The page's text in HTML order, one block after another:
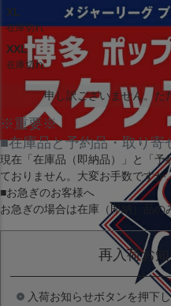
XL
在庫切れ
XXL
在庫切れ
申し訳ございません。た
※重要※
■在庫品と予約品・取り寄
現在 「在庫品（即納品）」 と 「
ておりません。大変お手数ですが
■お急ぎのお客様へ
お急ぎの場合は在庫（即納）品
再入荷お
入荷お知らせボタンを押下